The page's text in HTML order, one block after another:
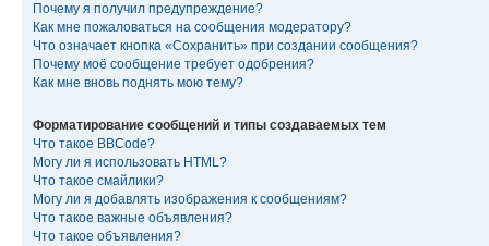
Почему я получил предупреждение?
Как мне пожаловаться на сообщения модератору?
Что означает кнопка «Сохранить» при создании сообщения?
Почему моё сообщение требует одобрения?
Как мне вновь поднять мою тему?
Форматирование сообщений и типы создаваемых тем
Что такое BBCode?
Могу ли я использовать HTML?
Что такое смайлики?
Могу ли я добавлять изображения к сообщениям?
Что такое важные объявления?
Что такое объявления?